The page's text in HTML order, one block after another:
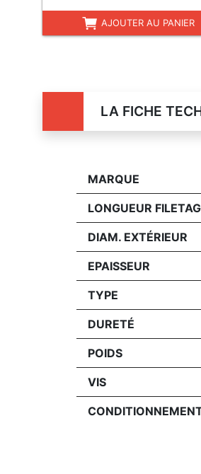
AJOUTER AU PANIER
LA FICHE
MARQUE
LONGUEUR
DIAM. EXTÉRIEUR
EPAISSEUR
TYPE
DURETÉ
POIDS
VIS